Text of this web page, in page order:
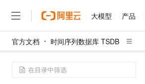
大模型 产品
官方文档 时间序列数据库 TSDB
大模型
产品
解决方案
权益
定价
云市场
伙伴
服务
了解阿里云